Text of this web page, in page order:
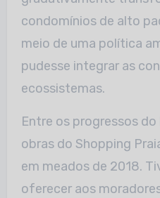
condomínios de alto
meio de uma política
pudesse integrar as
ecossistemas.
Entre os progressos
obras do Shopping
em meados de 2018.
oferecer aos